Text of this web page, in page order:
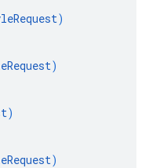
)
)
)
)